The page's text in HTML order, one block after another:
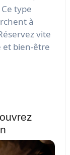
type
à
vite
et bien-être